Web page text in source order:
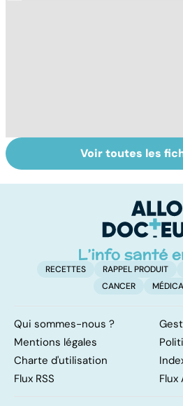
HPV : tout savoir
sur les
Voir toutes les
RECETTES RAPPEL PRODUIT
CANCER
Qui sommes-nous ?
Mentions légales
Charte d'utilisation
Flux RSS
Flux